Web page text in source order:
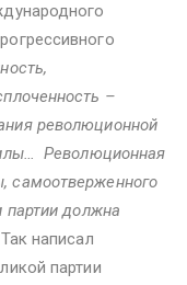
–
революционной
Революционная
самоотверженного
партии должна
написал
партии